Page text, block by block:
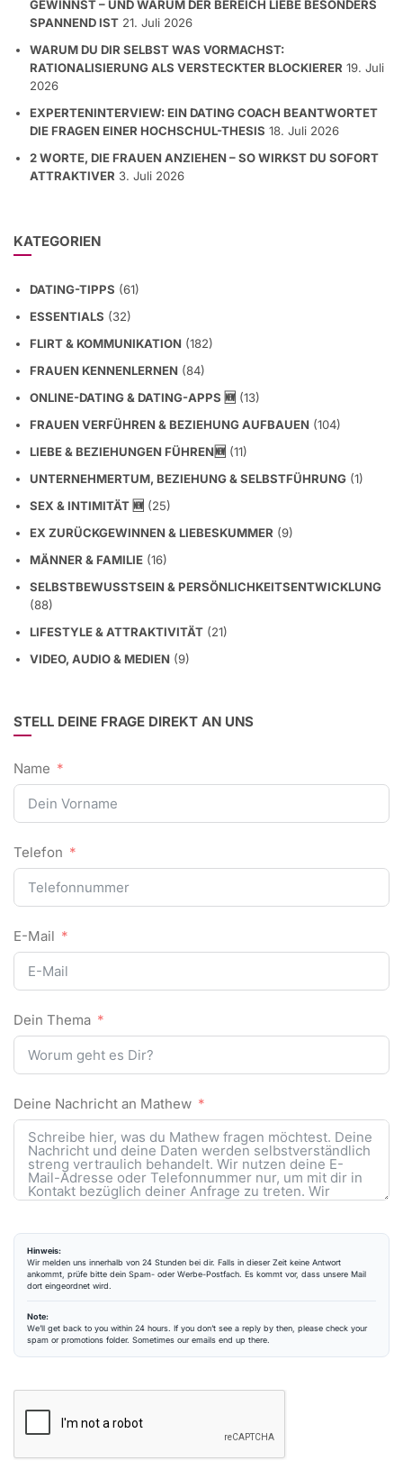
GEWINNST – UND WARUM DER BEREICH LIEBE BESONDERS
SPANNEND IST 21. Juli 2026
WARUM DU DIR SELBST WAS VORMACHST:
RATIONALISIERUNG ALS VERSTECKTER BLOCKIERER 19. Juli
2026
EXPERTENINTERVIEW: EIN DATING COACH BEANTWORTET
DIE FRAGEN EINER HOCHSCHUL-THESIS 18. Juli 2026
2 WORTE, DIE FRAUEN ANZIEHEN – SO WIRKST DU SOFORT
ATTRAKTIVER 3. Juli 2026
KATEGORIEN
DATING-TIPPS (61)
ESSENTIALS (32)
FLIRT & KOMMUNIKATION (182)
FRAUEN KENNENLERNEN (84)
ONLINE-DATING & DATING-APPS 🆕 (13)
FRAUEN VERFÜHREN & BEZIEHUNG AUFBAUEN (104)
LIEBE & BEZIEHUNGEN FÜHREN🆕 (11)
UNTERNEHMERTUM, BEZIEHUNG & SELBSTFÜHRUNG (1)
SEX & INTIMITÄT 🆕 (25)
EX ZURÜCKGEWINNEN & LIEBESKUMMER (9)
MÄNNER & FAMILIE (16)
SELBSTBEWUSSTSEIN & PERSÖNLICHKEITSENTWICKLUNG
(88)
LIFESTYLE & ATTRAKTIVITÄT (21)
VIDEO, AUDIO & MEDIEN (9)
STELL DEINE FRAGE DIREKT AN UNS
Name
Telefon
E-Mail
Dein Thema
Deine Nachricht an Mathew
Hinweis:
Wir melden uns innerhalb von 24 Stunden bei dir. Falls in dieser Zeit keine Antwort
ankommt, prüfe bitte dein Spam- oder Werbe-Postfach. Es kommt vor, dass unsere Mail
dort eingeordnet wird.
Note:
We’ll get back to you within 24 hours. If you don’t see a reply by then, please check your
spam or promotions folder. Sometimes our emails end up there.